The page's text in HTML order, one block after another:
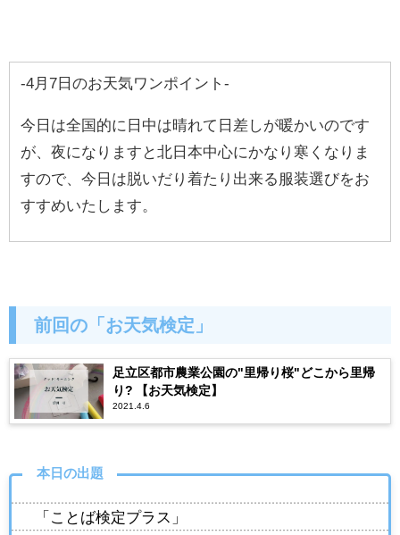
-4月7日のお天気ワンポイント-
今日は全国的に日中は晴れて日差しが暖かいのです
が、夜になりますと北日本中心にかなり寒くなりま
すので、今日は脱いだり着たり出来る服装選びをお
すすめいたします。
前回の「お天気検定」
足立区都市農業公園の"里帰り桜"どこから里帰
り? 【お天気検定】
2021.4.6
本日の出題
「ことば検定プラス」